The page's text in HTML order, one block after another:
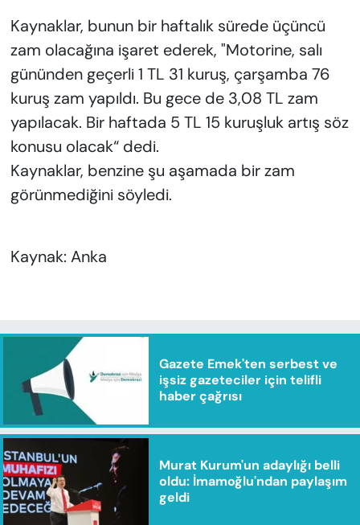
Kaynaklar, bunun bir haftalık sürede üçüncü
zam olacağına işaret ederek, "Motorine, salı
gününden geçerli 1 TL 31 kuruş, çarşamba 76
kuruş zam yapıldı. Bu gece de 3,08 TL zam
yapılacak. Bir haftada 5 TL 15 kuruşluk artış söz
konusu olacak“ dedi.
Kaynaklar, benzine şu aşamada bir zam
görünmediğini söyledi.
Kaynak: Anka
Gazete Emek'ten serbest ve
işsiz gazeteciler için telifli
haber çağrısı
Murat Kurum'un adaylığı belli
oldu: İmamoğlu'ndan paylaşım
geldi